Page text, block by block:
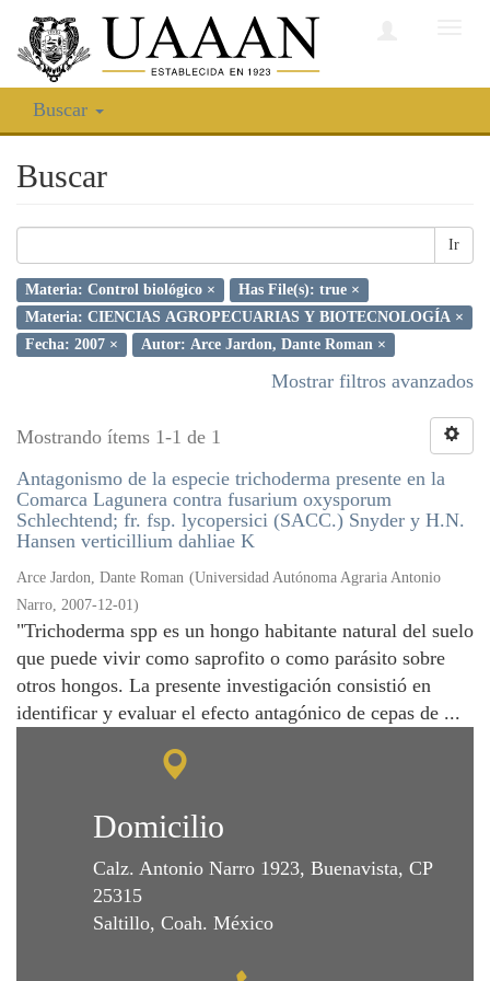
Buscar
Buscar
Ir
Materia: Control biológico ×
Has File(s): true ×
Materia: CIENCIAS AGROPECUARIAS Y BIOTECNOLOGÍA ×
Fecha: 2007 ×
Autor: Arce Jardon, Dante Roman ×
Mostrar filtros avanzados
Mostrando ítems 1-1 de 1
Antagonismo de la especie trichoderma presente en la
Comarca Lagunera contra fusarium oxysporum
Schlechtend; fr. fsp. lycopersici (SACC.) Snyder y H.N.
Hansen verticillium dahliae K
Arce Jardon, Dante Roman (Universidad Autónoma Agraria Antonio
Narro, 2007-12-01)
"Trichoderma spp es un hongo habitante natural del suelo
que puede vivir como saprofito o como parásito sobre
otros hongos. La presente investigación consistió en
identificar y evaluar el efecto antagónico de cepas de ...
Domicilio
Calz. Antonio Narro 1923, Buenavista, CP
25315
Saltillo, Coah. México